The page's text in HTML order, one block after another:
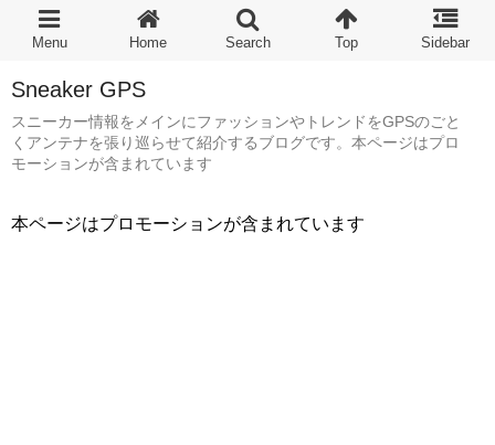
Sneaker GPS
スニーカー情報をメインにファッションやトレンドをGPSのごと
くアンテナを張り巡らせて紹介するブログです。本ページはプロ
モーションが含まれています
本ページはプロモーションが含まれています